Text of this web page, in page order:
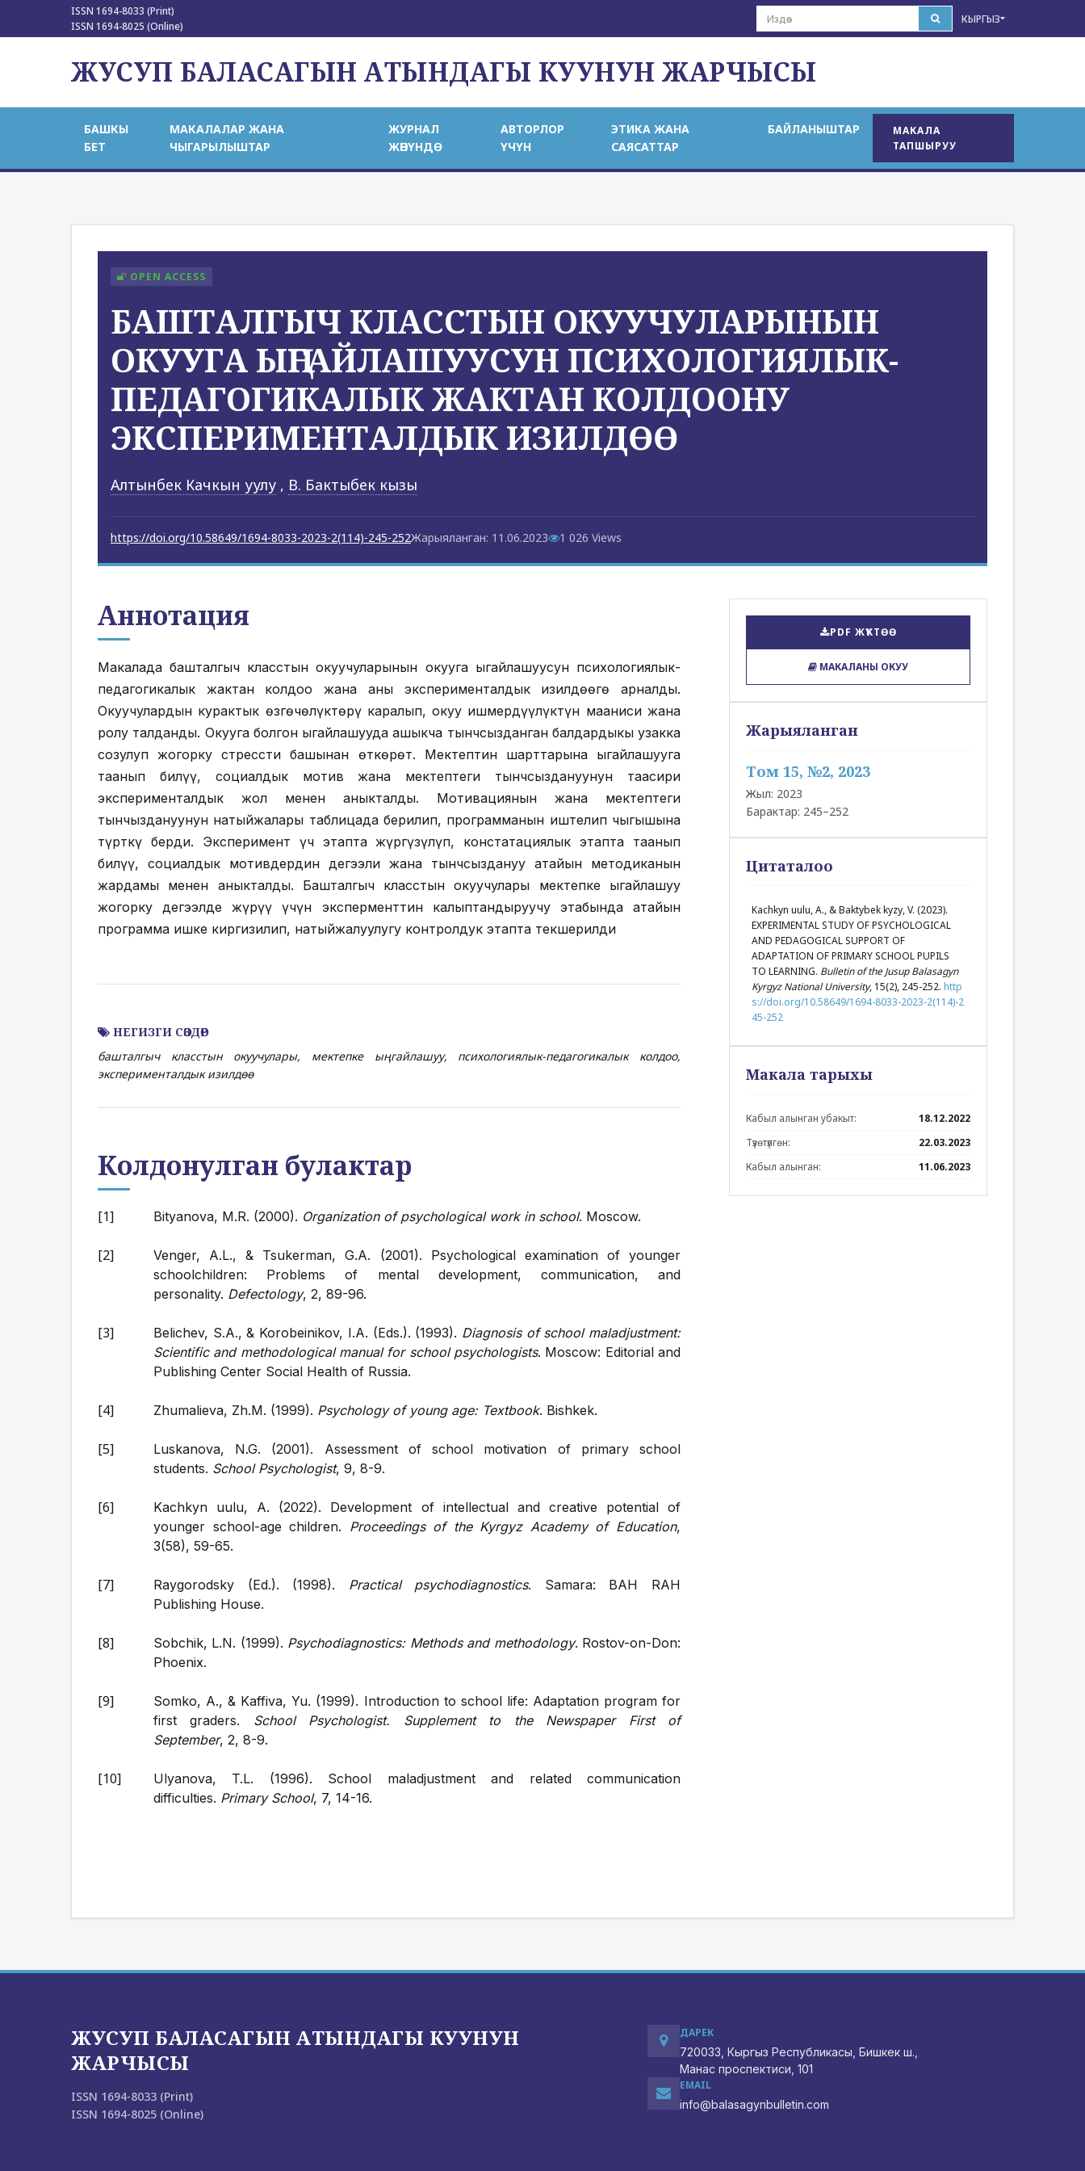
ISSN 1694-8033 (Print)
ISSN 1694-8025 (Online)
КЫРГЫЗ
ЖУСУП БАЛАСАГЫН АТЫНДАГЫ КУУНУН ЖАРЧЫСЫ
БАШКЫ
БЕТ
МАКАЛАЛАР ЖАНА
ЧЫГАРЫЛЫШТАР
ЖУРНАЛ
ЖӨНҮНДӨ
АВТОРЛОР
ҮЧҮН
ЭТИКА ЖАНА
САЯСАТТАР
БАЙЛАНЫШТАР
МАКАЛА
ТАПШЫРУУ
OPEN ACCESS
БАШТАЛГЫЧ КЛАССТЫН ОКУУЧУЛАРЫНЫН
ОКУУГА ЫҢГАЙЛАШУУСУН ПСИХОЛОГИЯЛЫК-
ПЕДАГОГИКАЛЫК ЖАКТАН КОЛДООНУ
ЭКСПЕРИМЕНТАЛДЫК ИЗИЛДӨӨ
Алтынбек Качкын уулу , В. Бактыбек кызы
https://doi.org/10.58649/1694-8033-2023-2(114)-245-252Жарыяланган: 11.06.2023 1 026 Views
Аннотация
Макалада башталгыч класстын окуучуларынын окууга ыңгайлашуусун психологиялык-
педагогикалык жактан колдоо жана аны эксперименталдык изилдөөгө арналды.
Окуучулардын курактык өзгөчөлүктөрү каралып, окуу ишмердүүлүктүн мааниси жана
ролу талданды. Окууга болгон ыңгайлашууда ашыкча тынчсызданган балдардыкы узакка
созулуп жогорку стрессти башынан өткөрөт. Мектептин шарттарына ыңгайлашууга
таанып билүү, социалдык мотив жана мектептеги тынчсыздануунун таасири
эксперименталдык жол менен аныкталды. Мотивациянын жана мектептеги
тынчыздануунун натыйжалары таблицада берилип, программанын иштелип чыгышына
түрткү берди. Эксперимент үч этапта жүргүзүлүп, констатациялык этапта таанып
билүү, социалдык мотивдердин деңгээли жана тынчсыздануу атайын методиканын
жардамы менен аныкталды. Башталгыч класстын окуучулары мектепке ыңгайлашуу
жогорку деңгээлде жүрүү үчүн эксперменттин калыптандыруучу этабында атайын
программа ишке киргизилип, натыйжалуулугу контролдук этапта текшерилди
НЕГИЗГИ СӨЗДӨР
башталгыч класстын окуучулары, мектепке ыңгайлашуу, психологиялык-педагогикалык колдоо,
эксперименталдык изилдөө
Колдонулган булактар
Bityanova, M.R. (2000). Organization of psychological work in school. Moscow.
Venger, A.L., & Tsukerman, G.A. (2001). Psychological examination of younger
schoolchildren: Problems of mental development, communication, and
personality. Defectology, 2, 89-96.
Belichev, S.A., & Korobeinikov, I.A. (Eds.). (1993). Diagnosis of school maladjustment:
Scientific and methodological manual for school psychologists. Moscow: Editorial and
Publishing Center Social Health of Russia.
Zhumalieva, Zh.M. (1999). Psychology of young age: Textbook. Bishkek.
Luskanova, N.G. (2001). Assessment of school motivation of primary school
students. School Psychologist, 9, 8-9.
Kachkyn uulu, A. (2022). Development of intellectual and creative potential of
younger school-age children. Proceedings of the Kyrgyz Academy of Education,
3(58), 59-65.
Raygorodsky (Ed.). (1998). Practical psychodiagnostics. Samara: BAH RAH
Publishing House.
Sobchik, L.N. (1999). Psychodiagnostics: Methods and methodology. Rostov-on-Don:
Phoenix.
Somko, A., & Kaffiva, Yu. (1999). Introduction to school life: Adaptation program for
first graders. School Psychologist. Supplement to the Newspaper First of
September, 2, 8-9.
Ulyanova, T.L. (1996). School maladjustment and related communication
difficulties. Primary School, 7, 14-16.
PDF ЖҮКТӨӨ
МАКАЛАНЫ ОКУУ
Жарыяланган
Том 15, №2, 2023
Жыл: 2023
Барактар: 245–252
Цитаталоо
Kachkyn uulu, A., & Baktybek kyzy, V. (2023).
EXPERIMENTAL STUDY OF PSYCHOLOGICAL
AND PEDAGOGICAL SUPPORT OF
ADAPTATION OF PRIMARY SCHOOL PUPILS
TO LEARNING. Bulletin of the Jusup Balasagyn
Kyrgyz National University, 15(2), 245-252. http
s://doi.org/10.58649/1694-8033-2023-2(114)-2
45-252
Макала тарыхы
Кабыл алынган убакыт:
18.12.2022
Түзөтүлгөн:
22.03.2023
Кабыл алынган:
11.06.2023
ЖУСУП БАЛАСАГЫН АТЫНДАГЫ КУУНУН
ЖАРЧЫСЫ
ISSN 1694-8033 (Print)
ISSN 1694-8025 (Online)
ДАРЕК
720033, Кыргыз Республикасы, Бишкек ш.,
Манас проспектиси, 101
EMAIL
info@balasagynbulletin.com